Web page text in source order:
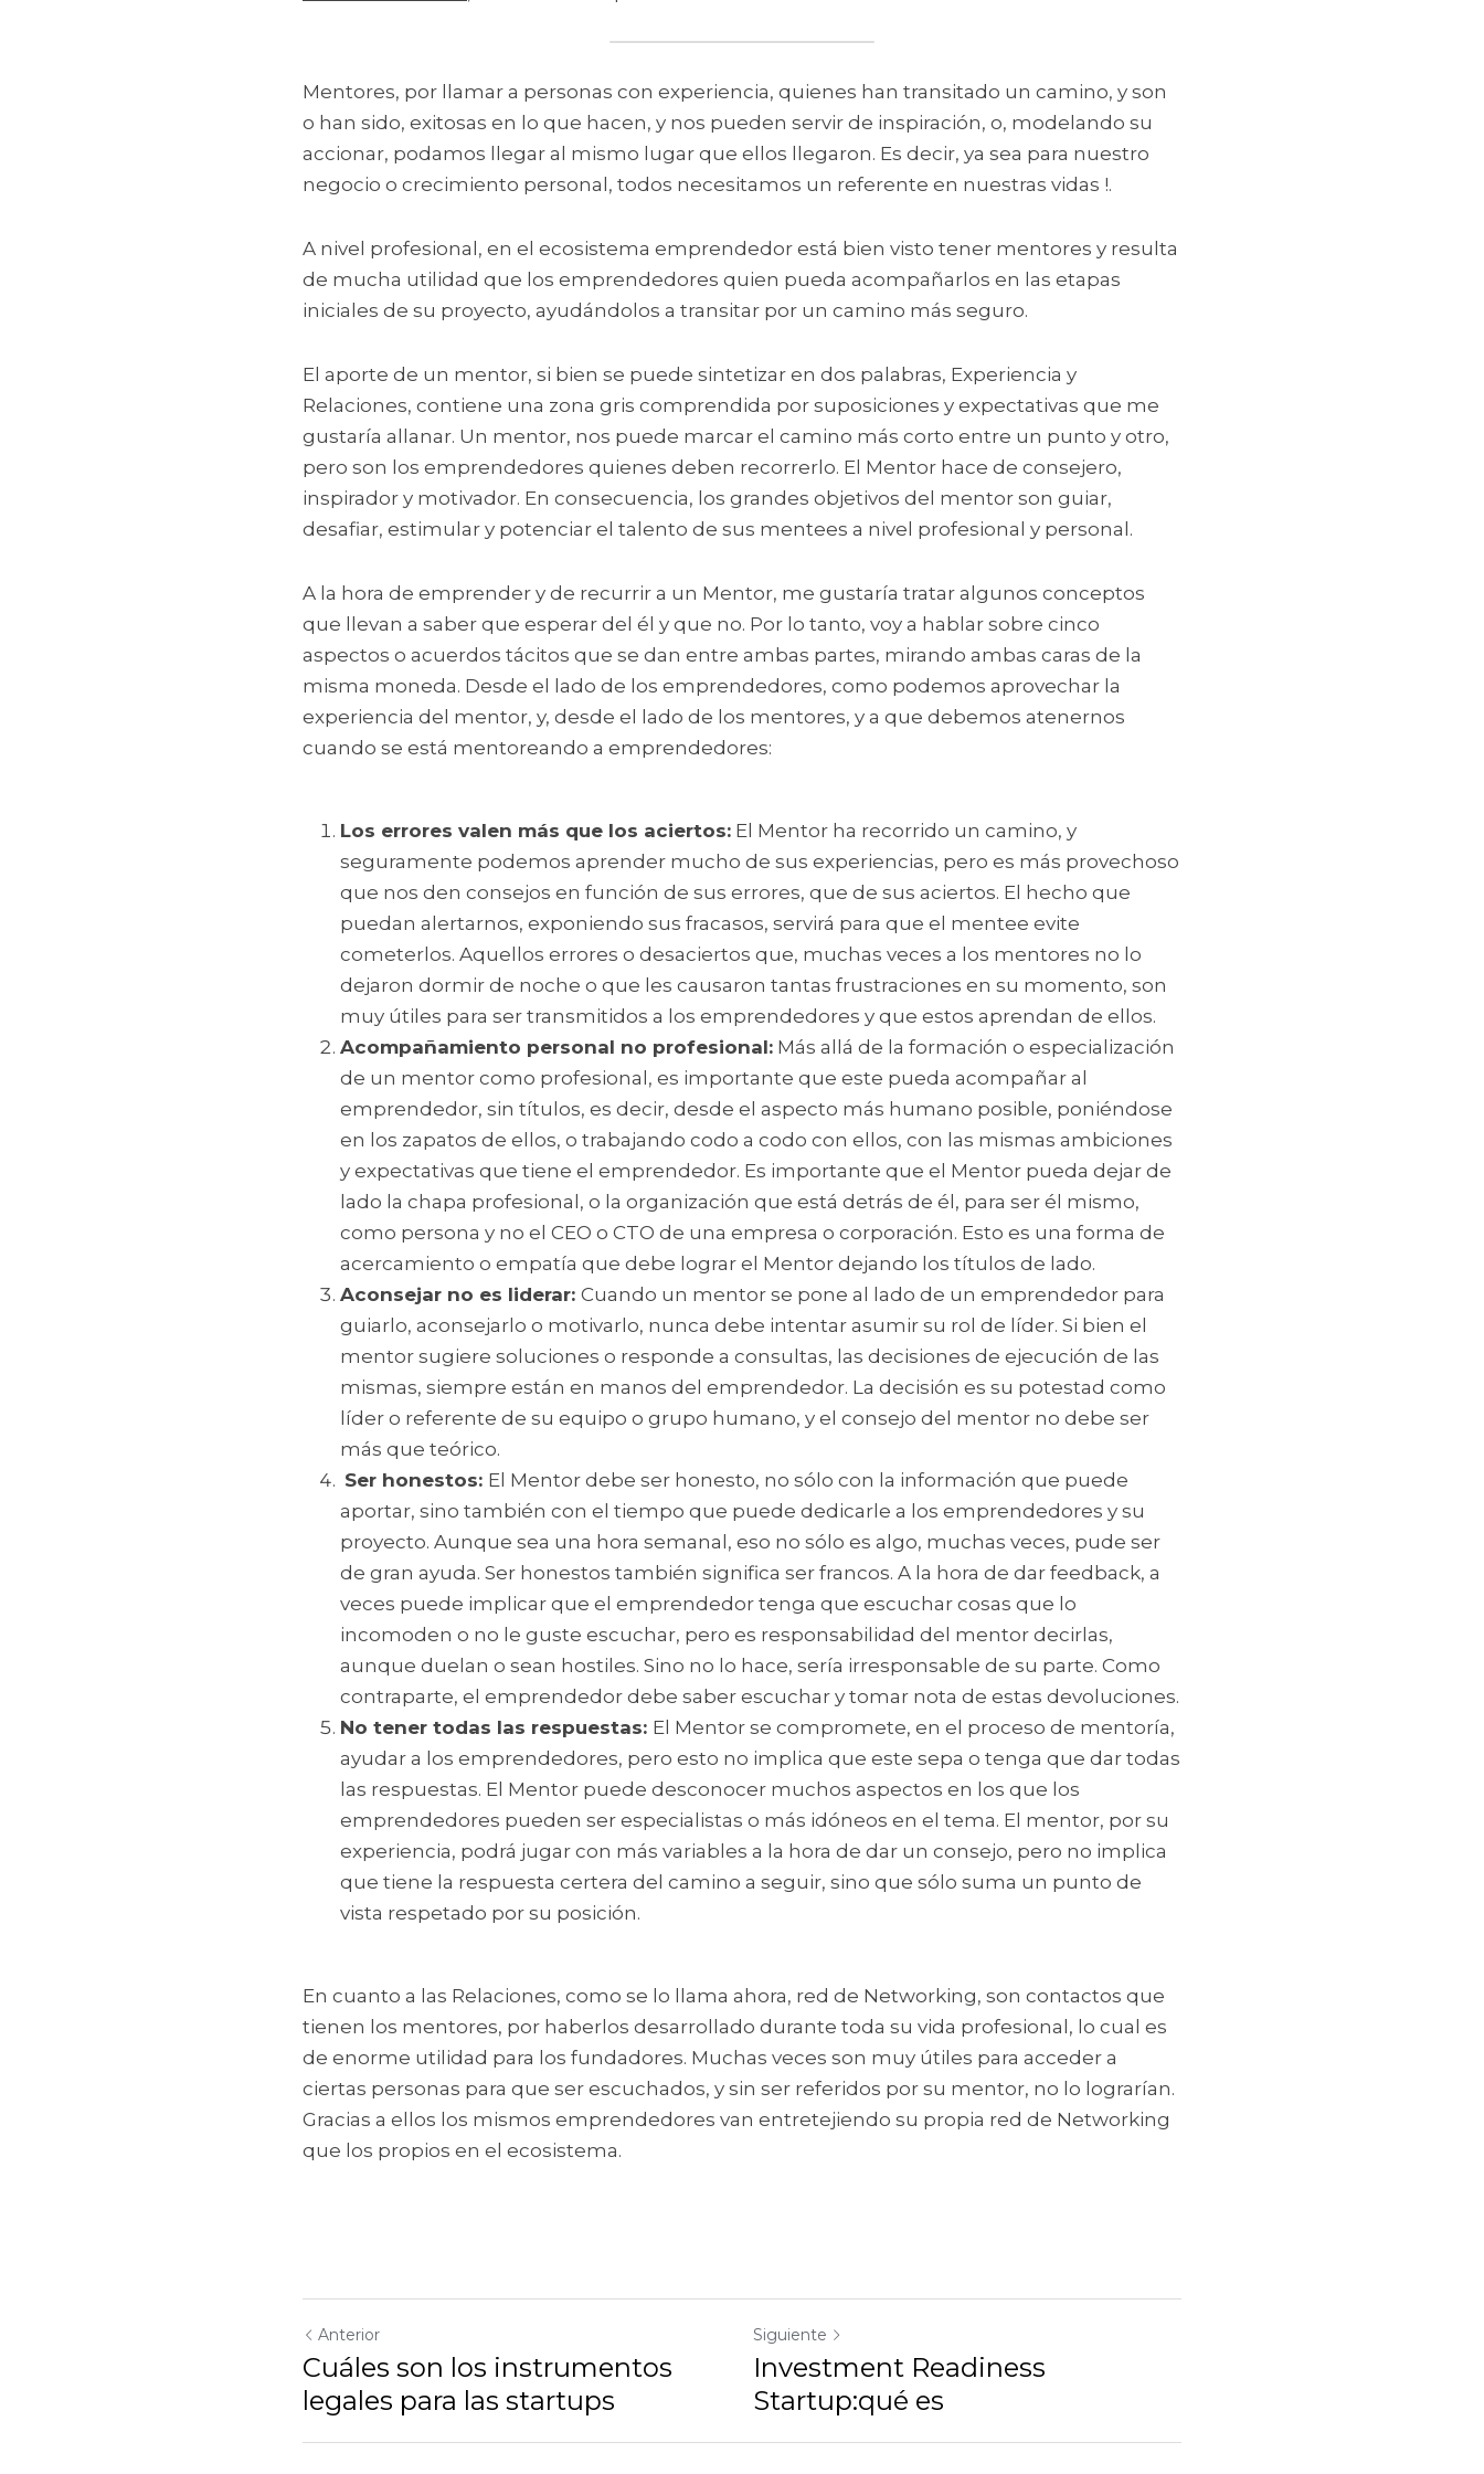
Mentores, por llamar a personas con experiencia, quienes han transitado un camino, y son
o han sido, exitosas en lo que hacen, y nos pueden servir de inspiración, o, modelando su
accionar, podamos llegar al mismo lugar que ellos llegaron. Es decir, ya sea para nuestro
negocio o crecimiento personal, todos necesitamos un referente en nuestras vidas !.
A nivel profesional, en el ecosistema emprendedor está bien visto tener mentores y resulta
de mucha utilidad que los emprendedores quien pueda acompañarlos en las etapas
iniciales de su proyecto, ayudándolos a transitar por un camino más seguro.
El aporte de un mentor, si bien se puede sintetizar en dos palabras, Experiencia y
Relaciones, contiene una zona gris comprendida por suposiciones y expectativas que me
gustaría allanar. Un mentor, nos puede marcar el camino más corto entre un punto y otro,
pero son los emprendedores quienes deben recorrerlo. El Mentor hace de consejero,
inspirador y motivador. En consecuencia, los grandes objetivos del mentor son guiar,
desafiar, estimular y potenciar el talento de sus mentees a nivel profesional y personal.
A la hora de emprender y de recurrir a un Mentor, me gustaría tratar algunos conceptos
que llevan a saber que esperar del él y que no. Por lo tanto, voy a hablar sobre cinco
aspectos o acuerdos tácitos que se dan entre ambas partes, mirando ambas caras de la
misma moneda. Desde el lado de los emprendedores, como podemos aprovechar la
experiencia del mentor, y, desde el lado de los mentores, y a que debemos atenernos
cuando se está mentoreando a emprendedores:
Los errores valen más que los aciertos: El Mentor ha recorrido un camino, y
seguramente podemos aprender mucho de sus experiencias, pero es más provechoso
que nos den consejos en función de sus errores, que de sus aciertos. El hecho que
puedan alertarnos, exponiendo sus fracasos, servirá para que el mentee evite
cometerlos. Aquellos errores o desaciertos que, muchas veces a los mentores no lo
dejaron dormir de noche o que les causaron tantas frustraciones en su momento, son
muy útiles para ser transmitidos a los emprendedores y que estos aprendan de ellos.
Acompañamiento personal no profesional: Más allá de la formación o especialización
de un mentor como profesional, es importante que este pueda acompañar al
emprendedor, sin títulos, es decir, desde el aspecto más humano posible, poniéndose
en los zapatos de ellos, o trabajando codo a codo con ellos, con las mismas ambiciones
y expectativas que tiene el emprendedor. Es importante que el Mentor pueda dejar de
lado la chapa profesional, o la organización que está detrás de él, para ser él mismo,
como persona y no el CEO o CTO de una empresa o corporación. Esto es una forma de
acercamiento o empatía que debe lograr el Mentor dejando los títulos de lado.
Aconsejar no es liderar: Cuando un mentor se pone al lado de un emprendedor para
guiarlo, aconsejarlo o motivarlo, nunca debe intentar asumir su rol de líder. Si bien el
mentor sugiere soluciones o responde a consultas, las decisiones de ejecución de las
mismas, siempre están en manos del emprendedor. La decisión es su potestad como
líder o referente de su equipo o grupo humano, y el consejo del mentor no debe ser
más que teórico.
Ser honestos: El Mentor debe ser honesto, no sólo con la información que puede
aportar, sino también con el tiempo que puede dedicarle a los emprendedores y su
proyecto. Aunque sea una hora semanal, eso no sólo es algo, muchas veces, pude ser
de gran ayuda. Ser honestos también significa ser francos. A la hora de dar feedback, a
veces puede implicar que el emprendedor tenga que escuchar cosas que lo
incomoden o no le guste escuchar, pero es responsabilidad del mentor decirlas,
aunque duelan o sean hostiles. Sino no lo hace, sería irresponsable de su parte. Como
contraparte, el emprendedor debe saber escuchar y tomar nota de estas devoluciones.
No tener todas las respuestas: El Mentor se compromete, en el proceso de mentoría,
ayudar a los emprendedores, pero esto no implica que este sepa o tenga que dar todas
las respuestas. El Mentor puede desconocer muchos aspectos en los que los
emprendedores pueden ser especialistas o más idóneos en el tema. El mentor, por su
experiencia, podrá jugar con más variables a la hora de dar un consejo, pero no implica
que tiene la respuesta certera del camino a seguir, sino que sólo suma un punto de
vista respetado por su posición.
En cuanto a las Relaciones, como se lo llama ahora, red de Networking, son contactos que
tienen los mentores, por haberlos desarrollado durante toda su vida profesional, lo cual es
de enorme utilidad para los fundadores. Muchas veces son muy útiles para acceder a
ciertas personas para que ser escuchados, y sin ser referidos por su mentor, no lo lograrían.
Gracias a ellos los mismos emprendedores van entretejiendo su propia red de Networking
que los propios en el ecosistema.
Anterior
Cuáles son los instrumentos
legales para las startups
Siguiente
Investment Readiness
Startup:qué es